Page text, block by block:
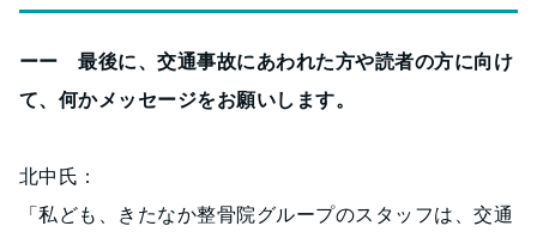
ーー 最後に、交通事故にあわれた方や読者の方に向け
て、何かメッセージをお願いします。
北中氏：
「私ども、きたなか整骨院グループのスタッフは、交通